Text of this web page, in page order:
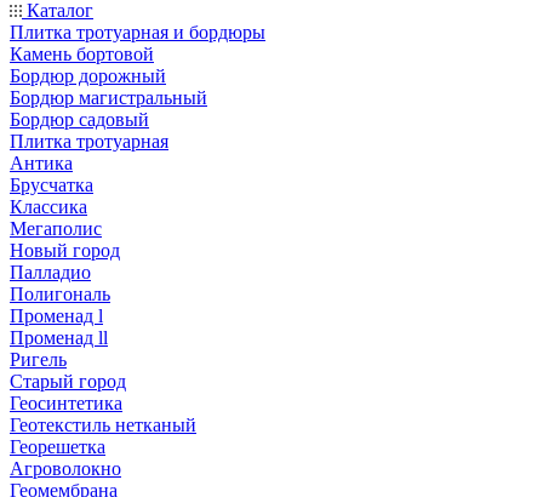
Каталог
Плитка тротуарная и бордюры
Камень бортовой
Бордюр дорожный
Бордюр магистральный
Бордюр садовый
Плитка тротуарная
Антика
Брусчатка
Классика
Мегаполис
Новый город
Палладио
Полигональ
Променад l
Променад ll
Ригель
Старый город
Геосинтетика
Геотекстиль нетканый
Георешетка
Агроволокно
Геомембрана